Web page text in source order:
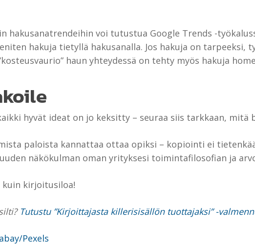
hakusanatrendeihin voi tutustua Google Trends -
hakuja tietyllä hakusanalla. Jos hakuja on tarpeeksi,
haun yhteydessä on tehty myös hakuja
hyvät ideat on jo keksitty – seuraa siis tarkkaan,
paloista kannattaa ottaa opiksi – kopiointi ei
näkökulman oman yrityksesi toimintafilosofian ja
kuin kirjoitusiloa!
Tutustu ”Kirjoittajasta killerisisällön tuottajaksi” -
Pexels